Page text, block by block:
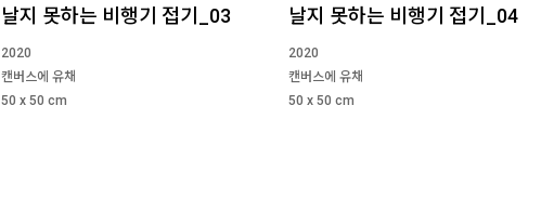
날지 못하는 비행기 접기_03
2020
캔버스에 유채
50 x 50 cm
날지 못하는 비행기 접기_04
2020
캔버스에 유채
50 x 50 cm